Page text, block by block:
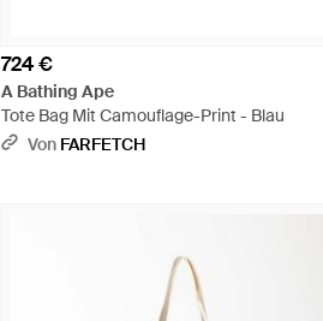
724 €
A Bathing Ape
Tote Bag Mit Camouflage-Print - Blau
Von FARFETCH